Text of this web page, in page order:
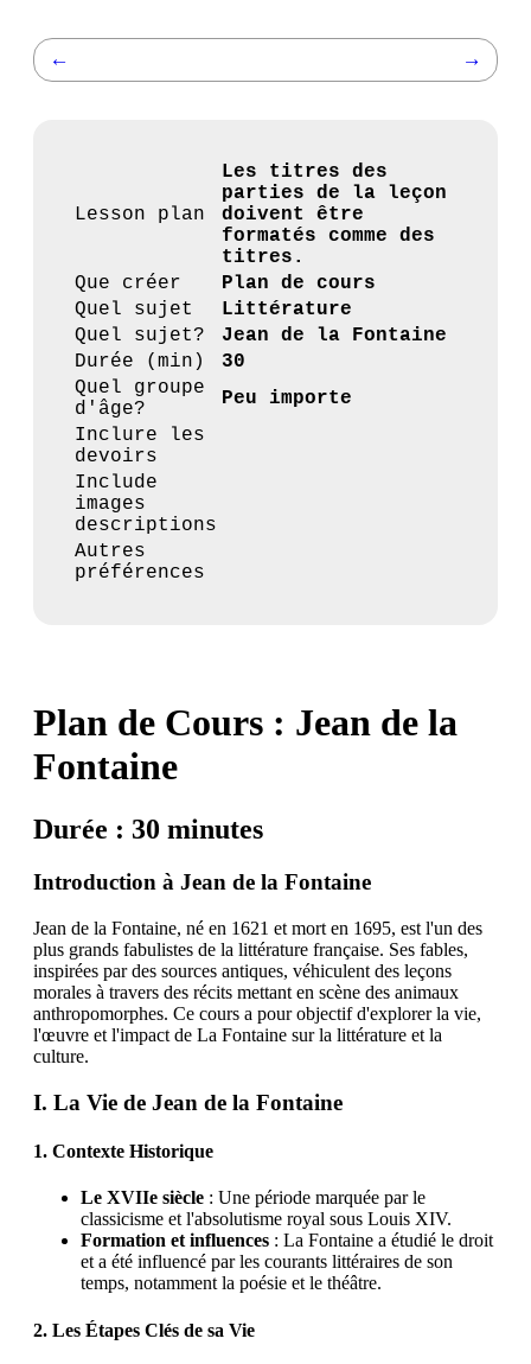
← →
Lesson plan
Les titres des
parties de la leçon
doivent être
formatés comme des
titres.
Que créer
Plan de cours
Quel sujet
Littérature
Quel sujet?
Jean de la Fontaine
Durée (min)
30
Quel groupe
d'âge?
Peu importe
Inclure les
devoirs
Include
images
descriptions
Autres
préférences
Plan de Cours : Jean de la
Fontaine
Durée : 30 minutes
Introduction à Jean de la Fontaine
Jean de la Fontaine, né en 1621 et mort en 1695, est l'un des
plus grands fabulistes de la littérature française. Ses fables,
inspirées par des sources antiques, véhiculent des leçons
morales à travers des récits mettant en scène des animaux
anthropomorphes. Ce cours a pour objectif d'explorer la vie,
l'œuvre et l'impact de La Fontaine sur la littérature et la
culture.
I. La Vie de Jean de la Fontaine
1. Contexte Historique
Le XVIIe siècle : Une période marquée par le
classicisme et l'absolutisme royal sous Louis XIV.
Formation et influences : La Fontaine a étudié le droit
et a été influencé par les courants littéraires de son
temps, notamment la poésie et le théâtre.
2. Les Étapes Clés de sa Vie